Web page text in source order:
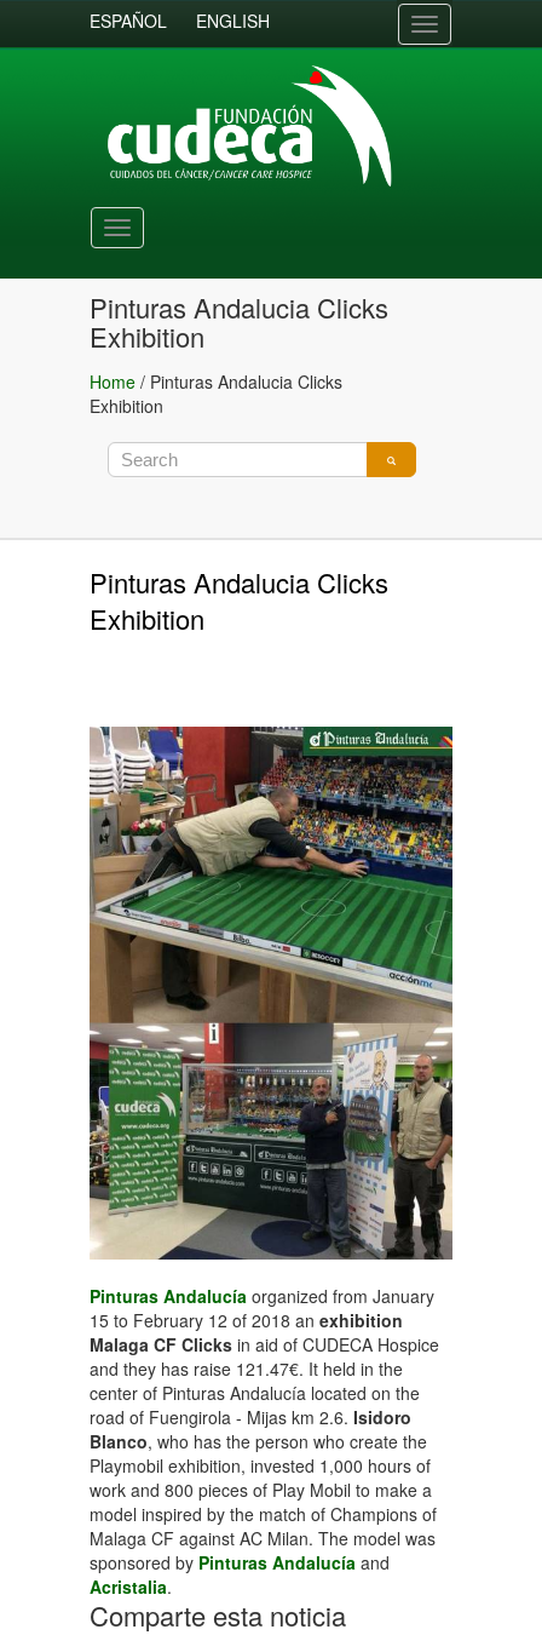
ESPAÑOL ENGLISH
Toggle
navigation
Toggle
navigation
Pinturas Andalucia Clicks
Exhibition
Home / Pinturas Andalucia Clicks
Exhibition
Pinturas Andalucia Clicks
Exhibition
Pinturas Andalucía organized from January
15 to February 12 of 2018 an exhibition
Malaga CF Clicks in aid of CUDECA Hospice
and they has raise 121.47€. It held in the
center of Pinturas Andalucía located on the
road of Fuengirola - Mijas km 2.6. Isidoro
Blanco, who has the person who create the
Playmobil exhibition, invested 1,000 hours of
work and 800 pieces of Play Mobil to make a
model inspired by the match of Champions of
Malaga CF against AC Milan. The model was
sponsored by Pinturas Andalucía and
Acristalia.
Comparte esta noticia